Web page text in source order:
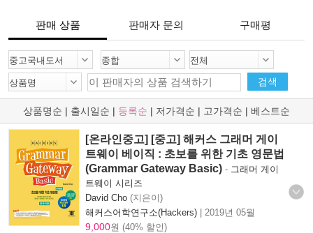
판매 상품 판매자 문의 구매평
검색
상품명순 | 출시일순 | 등록순 | 저가격순 | 고가격순 | 베스트순
[온라인중고] [중고] 해커스 그래머 게이
트웨이 베이직 : 초보를 위한 기초 영문법
(Grammar Gateway Basic) - 그래머 게이
트웨이 시리즈
David Cho (지은이)
해커스어학연구소(Hackers) | 2019년 05월
9,000원 (40% 할인)